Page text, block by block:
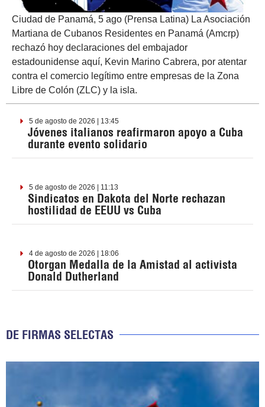
Ciudad de Panamá, 5 ago (Prensa Latina) La Asociación
Martiana de Cubanos Residentes en Panamá (Amcrp)
rechazó hoy declaraciones del embajador
estadounidense aquí, Kevin Marino Cabrera, por atentar
contra el comercio legítimo entre empresas de la Zona
Libre de Colón (ZLC) y la isla.
5 de agosto de 2026 | 13:45
Jóvenes italianos reafirmaron apoyo a Cuba
durante evento solidario
5 de agosto de 2026 | 11:13
Sindicatos en Dakota del Norte rechazan
hostilidad de EEUU vs Cuba
4 de agosto de 2026 | 18:06
Otorgan Medalla de la Amistad al activista
Donald Dutherland
DE FIRMAS SELECTAS